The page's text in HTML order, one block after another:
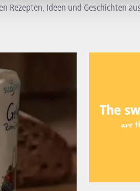
Rezepten, Ideen und Geschichten